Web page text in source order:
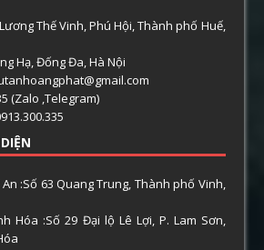
Thế Vinh, Phú Hội, Thành phố Huế,
Hạ, Đống Đa, Hà Nội
(Zalo ,Telegram)
:Số 63 Quang Trung, Thành phố Vinh,
Hóa :Số 29 Đại lộ Lê Lợi, P. Lam Sơn,